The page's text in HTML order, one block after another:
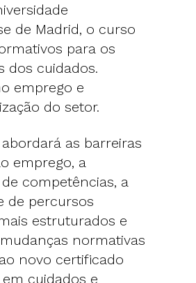
de Madrid, o curso
para os
dos cuidados.
emprego e
do setor.
as barreiras
emprego, a
competências, a
de percursos
estruturados e
normativas
novo certificado
cuidados e